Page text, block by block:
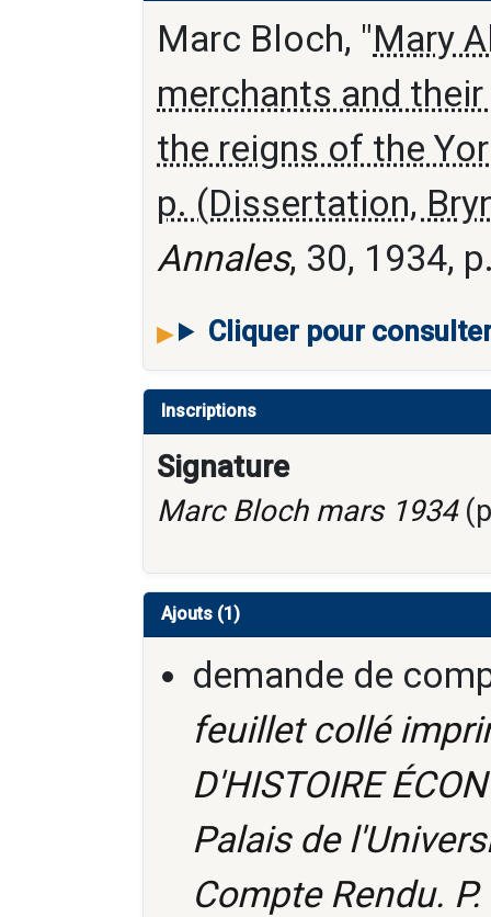
Marc Bloch, "Mary
merchants and
the reigns of the
p. (Dissertation,
Annales, 30, 1934,
Cliquer pour
Inscriptions
Signature
Marc Bloch mars 1934
Ajouts (1)
demande de
feuillet collé
D'HISTOIRE
Palais de
Compte Rendu.